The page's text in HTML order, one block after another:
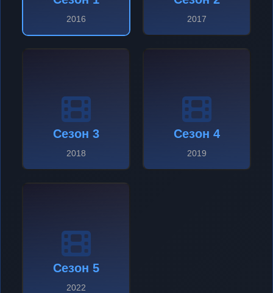
2016 2017
Сезон 3
2018
Сезон 4
2019
Сезон 5
2022